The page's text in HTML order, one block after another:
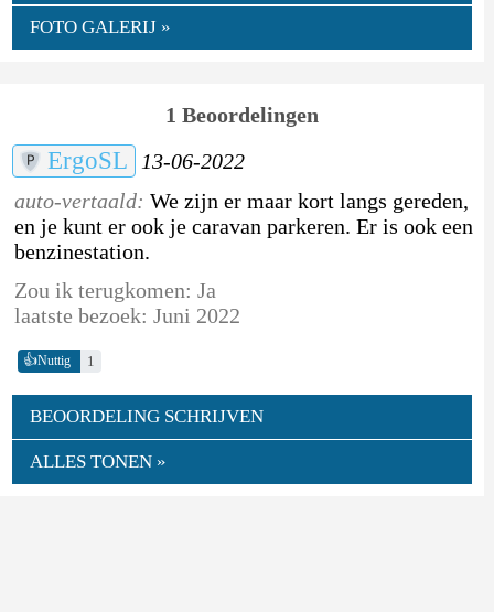
FOTO GALERIJ »
1 Beoordelingen
ErgoSL
13-06-2022
auto-vertaald: We zijn er maar kort langs gereden,
en je kunt er ook je caravan parkeren. Er is ook een
benzinestation.
Zou ik terugkomen: Ja
laatste bezoek: Juni 2022
👍Nuttig 1
BEOORDELING SCHRIJVEN
ALLES TONEN »